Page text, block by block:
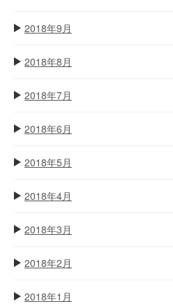
2018年9月
2018年8月
2018年7月
2018年6月
2018年5月
2018年4月
2018年3月
2018年2月
2018年1月